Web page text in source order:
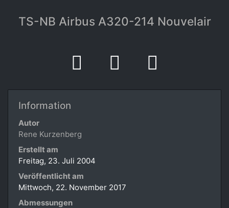
TS-NB Airbus A320-214 Nouvelair
Information
Autor
Rene Kurzenberg
Erstellt am
Freitag, 23. Juli 2004
Veröffentlicht am
Mittwoch, 22. November 2017
Abmessungen